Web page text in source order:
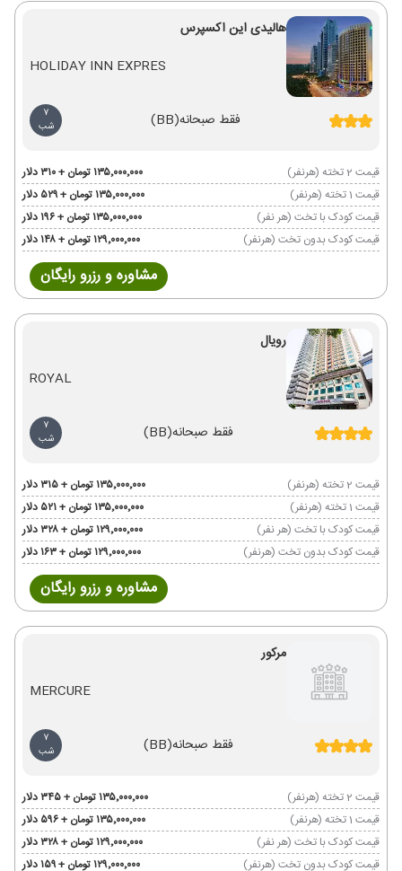
هالیدی این اکسپرس
HOLIDAY INN EXPRES
فقط صبحانه(BB)
7
شب
قیمت 2 تخته (هرنفر)
۱۳۵٬۰۰۰٬۰۰۰ تومان + ۳۱۰ دلار
قیمت 1 تخته (هرنفر)
۱۳۵٬۰۰۰٬۰۰۰ تومان + ۵۲۹ دلار
قیمت کودک با تخت (هر نفر)
۱۳۵٬۰۰۰٬۰۰۰ تومان + ۱۹۶ دلار
قیمت کودک بدون تخت (هرنفر)
۱۲۹٬۰۰۰٬۰۰۰ تومان + ۱۴۸ دلار
مشاوره و رزرو رایگان
رویال
ROYAL
فقط صبحانه(BB)
7
شب
قیمت 2 تخته (هرنفر)
۱۳۵٬۰۰۰٬۰۰۰ تومان + ۳۱۵ دلار
قیمت 1 تخته (هرنفر)
۱۳۵٬۰۰۰٬۰۰۰ تومان + ۵۲۱ دلار
قیمت کودک با تخت (هر نفر)
۱۲۹٬۰۰۰٬۰۰۰ تومان + ۳۲۸ دلار
قیمت کودک بدون تخت (هرنفر)
۱۲۹٬۰۰۰٬۰۰۰ تومان + ۱۶۳ دلار
مشاوره و رزرو رایگان
مرکور
MERCURE
فقط صبحانه(BB)
7
شب
قیمت 2 تخته (هرنفر)
۱۳۵٬۰۰۰٬۰۰۰ تومان + ۳۴۵ دلار
قیمت 1 تخته (هرنفر)
۱۳۵٬۰۰۰٬۰۰۰ تومان + ۵۹۶ دلار
قیمت کودک با تخت (هر نفر)
۱۲۹٬۰۰۰٬۰۰۰ تومان + ۳۲۸ دلار
قیمت کودک بدون تخت (هرنفر)
۱۲۹٬۰۰۰٬۰۰۰ تومان + ۱۵۹ دلار